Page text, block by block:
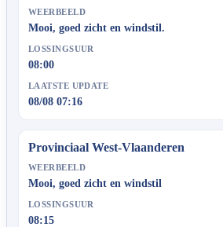
WEERBEELD
Mooi, goed zicht en windstil.
LOSSINGSUUR
08:00
LAATSTE UPDATE
08/08 07:16
Provinciaal West-Vlaanderen
WEERBEELD
Mooi, goed zicht en windstil
LOSSINGSUUR
08:15